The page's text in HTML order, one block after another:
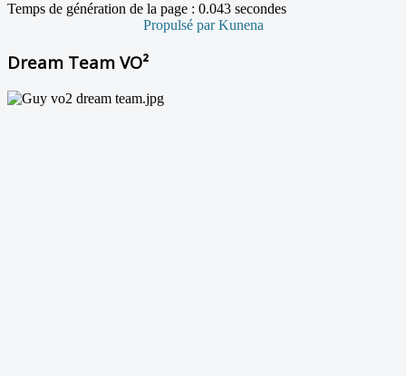
Temps de génération de la page : 0.043 secondes
Propulsé parKunena
Dream Team VO²